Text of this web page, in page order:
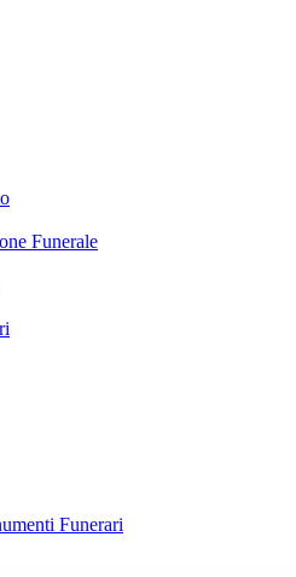
Funerale
Funerari